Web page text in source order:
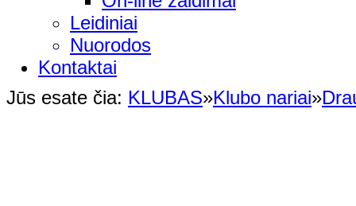
Leidiniai
Nuorodos
Kontaktai
Jūs esate čia: KLUBAS»Klubo nariai»